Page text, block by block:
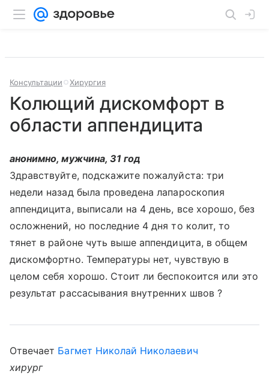
Консультации Хирургия
Колющий дискомфорт в
области аппендицита
анонимно, мужчина, 31 год
Здравствуйте, подскажите пожалуйста: три
недели назад была проведена лапароскопия
аппендицита, выписали на 4 день, все хорошо, без
осложнений, но последние 4 дня то колит, то
тянет в районе чуть выше аппендицита, в общем
дискомфортно. Температуры нет, чувствую в
целом себя хорошо. Стоит ли беспокоится или это
результат рассасывания внутренних швов ?
Отвечает Багмет Николай Николаевич
хирург